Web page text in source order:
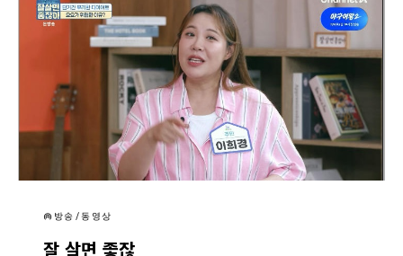
방송/동영상
잘 살면 좋잖